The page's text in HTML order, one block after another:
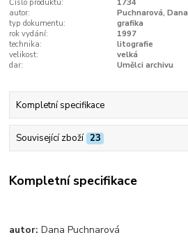
Číslo produktu:
1734
autor:
Puchnarová, Dana
typ dokumentu:
grafika
rok vydání:
1997
technika:
litografie
velikost:
velká
dar:
Umělci archivu
Kompletní specifikace
Související zboží 23
Kompletní specifikace
autor:Dana Puchnarová